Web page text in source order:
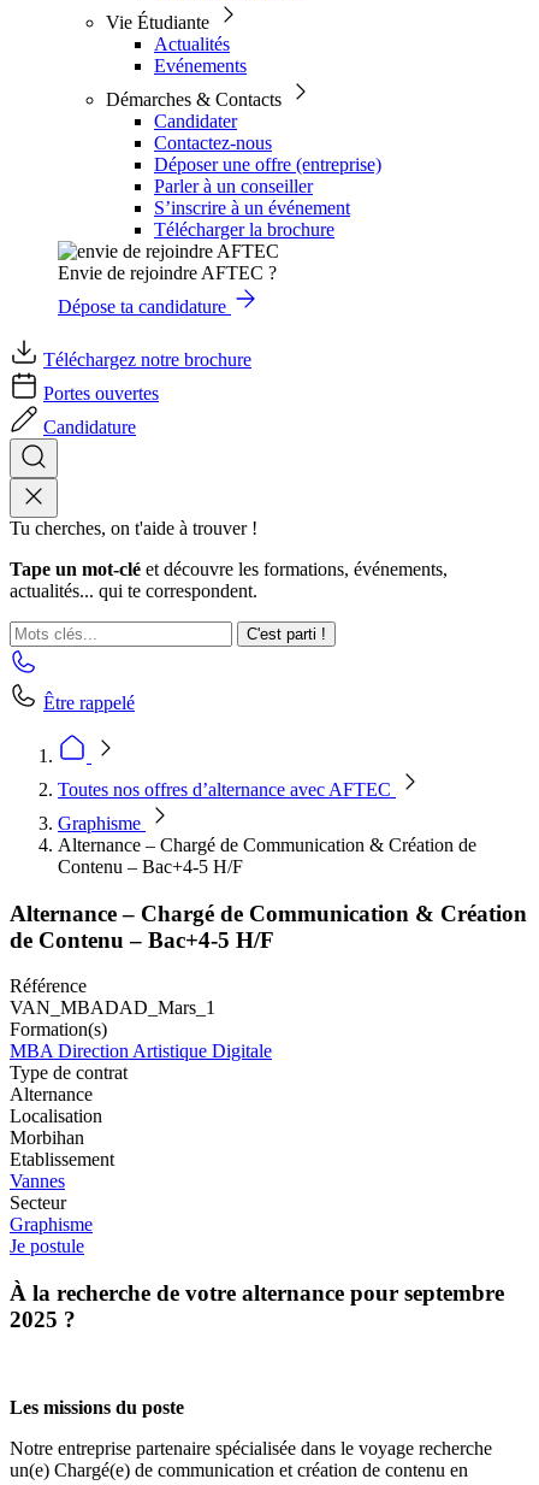
Vie Étudiante
Actualités
Evénements
Démarches & Contacts
Candidater
Contactez-nous
Déposer une offre (entreprise)
Parler à un conseiller
S’inscrire à un événement
Télécharger la brochure
Envie de rejoindre AFTEC ?
Dépose ta candidature
Téléchargez notre brochure
Portes ouvertes
Candidature
Tu cherches, on t'aide à trouver !
Tape un mot-clé et découvre les formations, événements,
actualités... qui te correspondent.
C'est parti !
Être rappelé
Toutes nos offres d’alternance avec AFTEC
Graphisme
Alternance – Chargé de Communication & Création de
Contenu – Bac+4-5 H/F
Alternance – Chargé de Communication & Création
de Contenu – Bac+4-5 H/F
Référence
VAN_MBADAD_Mars_1
Formation(s)
MBA Direction Artistique Digitale
Type de contrat
Alternance
Localisation
Morbihan
Etablissement
Vannes
Secteur
Graphisme
Je postule
À la recherche de votre alternance pour septembre
2025 ?
Les missions du poste
Notre entreprise partenaire spécialisée dans le voyage recherche
un(e) Chargé(e) de communication et création de contenu en